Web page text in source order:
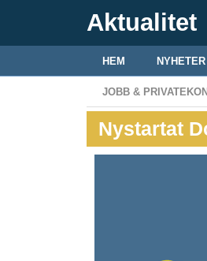
Aktualitet
HEM NYHETER
JOBB &
Nystartat